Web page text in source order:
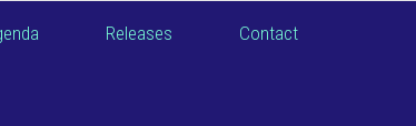
Releases Contact